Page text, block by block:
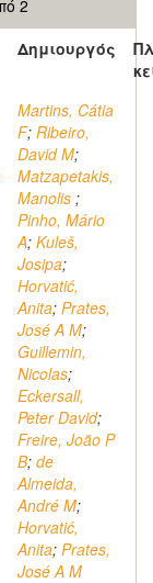
2
Δημιουργός
Martins, Cátia
F; Ribeiro,
David M;
Matzapetakis,
Manolis ;
Pinho, Mário
A; Kuleš,
Josipa;
Horvatić,
Anita; Prates,
José A M;
Guillemin,
Nicolas;
Eckersall,
Peter David;
Freire, João P
B; de
Almeida,
André M;
Horvatić,
Anita; Prates,
José A M